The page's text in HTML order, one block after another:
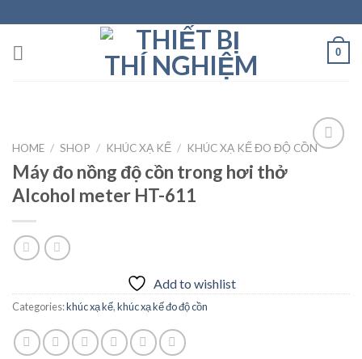
to
content
0
HOME / SHOP / KHÚC XẠ KẾ / KHÚC XẠ KẾ ĐO ĐỘ CỒN
Máy đo nồng độ cồn trong hơi thở
Alcohol meter HT-611
Add to wishlist
Categories:khúc xạ kế,khúc xạ kế đo độ cồn